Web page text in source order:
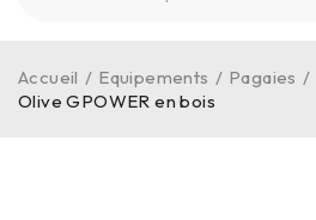
Accueil / Equipements / Pagaies /
Olive GPOWER en bois